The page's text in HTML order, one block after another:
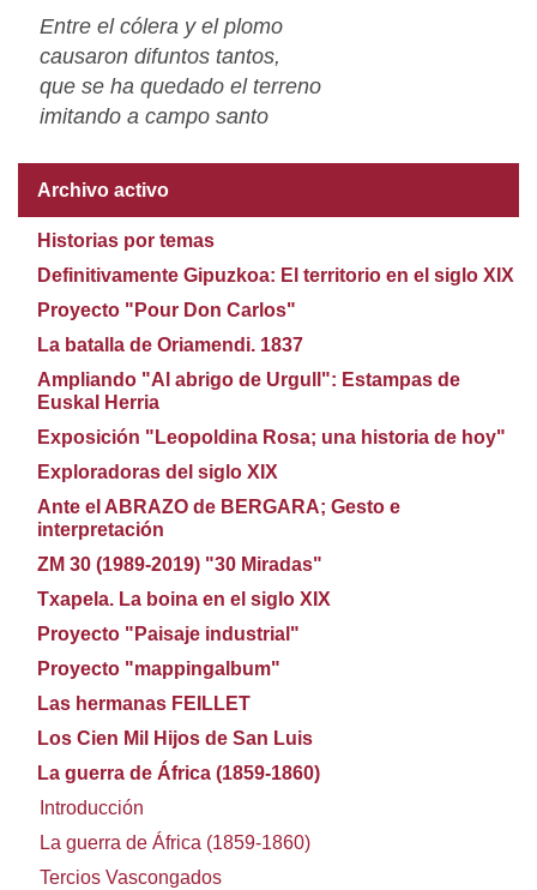
Entre el cólera y el plomo
causaron difuntos tantos,
que se ha quedado el terreno
imitando a campo santo
Archivo activo
Historias por temas
Definitivamente Gipuzkoa: El territorio en el siglo XIX
Proyecto "Pour Don Carlos"
La batalla de Oriamendi. 1837
Ampliando "Al abrigo de Urgull": Estampas de
Euskal Herria
Exposición "Leopoldina Rosa; una historia de hoy"
Exploradoras del siglo XIX
Ante el ABRAZO de BERGARA; Gesto e
interpretación
ZM 30 (1989-2019) "30 Miradas"
Txapela. La boina en el siglo XIX
Proyecto "Paisaje industrial"
Proyecto "mappingalbum"
Las hermanas FEILLET
Los Cien Mil Hijos de San Luis
La guerra de África (1859-1860)
Introducción
La guerra de África (1859-1860)
Tercios Vascongados